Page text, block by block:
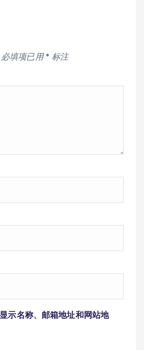
必填项已用* 标注
示名称、邮箱地址和网站地